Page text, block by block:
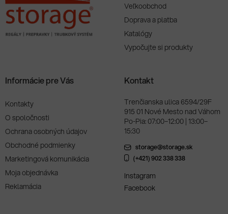
Veľkoobchod
Doprava a platba
Katalógy
Vypočujte si produkty
Informácie pre Vás
Kontakty
O spoločnosti
Ochrana osobných údajov
Obchodné podmienky
Marketingová komunikácia
Moja objednávka
Reklamácia
Kontakt
Trenčianska ulica 6594/29F
915 01 Nové Mesto nad Váhom
Po-Pia: 07:00–12:00 | 13:00–
15:30
storage@storage.sk
(+421) 902 338 338
Instagram
Facebook